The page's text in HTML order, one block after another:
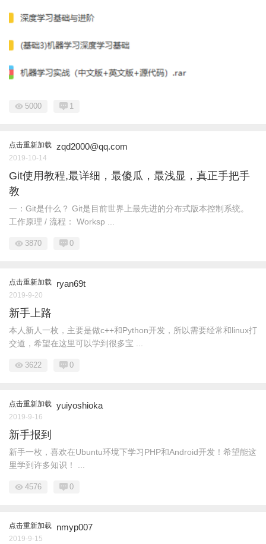
5000 1
点击重新加载 zqd2000@qq.com
2019-10-14
Git使用教程,最详细，最傻瓜，最浅显，真正手把手
教
一：Git是什么？ Git是目前世界上最先进的分布式版本控制系统。
工作原理 / 流程： Worksp ...
3870 0
点击重新加载 ryan69t
2019-9-20
新手上路
本人新人一枚，主要是做c++和Python开发，所以需要经常和linux打
交道，希望在这里可以学到很多宝 ...
3622 0
点击重新加载 yuiyoshioka
2019-9-16
新手报到
新手一枚，喜欢在Ubuntu环境下学习PHP和Android开发！希望能这
里学到许多知识！ ...
4576 0
点击重新加载 nmyp007
2019-9-15